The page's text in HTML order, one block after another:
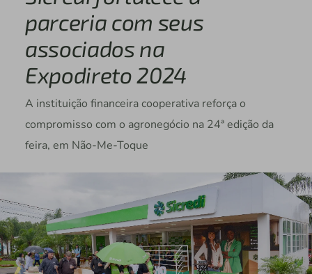
parceria com seus
associados na
Expodireto 2024
A instituição financeira cooperativa reforça o
compromisso com o agronegócio na 24ª edição da
feira, em Não-Me-Toque